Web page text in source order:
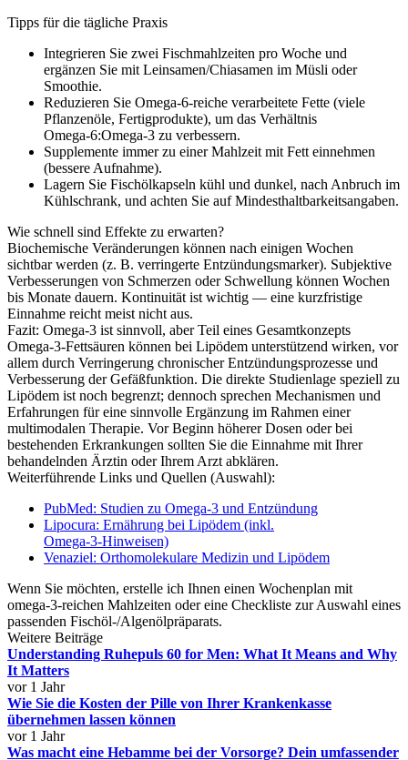
Tipps für die tägliche Praxis
Integrieren Sie zwei Fischmahlzeiten pro Woche und
ergänzen Sie mit Leinsamen/Chiasamen im Müsli oder
Smoothie.
Reduzieren Sie Omega‑6‑reiche verarbeitete Fette (viele
Pflanzenöle, Fertigprodukte), um das Verhältnis
Omega‑6:Omega‑3 zu verbessern.
Supplemente immer zu einer Mahlzeit mit Fett einnehmen
(bessere Aufnahme).
Lagern Sie Fischölkapseln kühl und dunkel, nach Anbruch im
Kühlschrank, und achten Sie auf Mindesthaltbarkeitsangaben.
Wie schnell sind Effekte zu erwarten?
Biochemische Veränderungen können nach einigen Wochen
sichtbar werden (z. B. verringerte Entzündungsmarker). Subjektive
Verbesserungen von Schmerzen oder Schwellung können Wochen
bis Monate dauern. Kontinuität ist wichtig — eine kurzfristige
Einnahme reicht meist nicht aus.
Fazit: Omega‑3 ist sinnvoll, aber Teil eines Gesamtkonzepts
Omega‑3‑Fettsäuren können bei Lipödem unterstützend wirken, vor
allem durch Verringerung chronischer Entzündungsprozesse und
Verbesserung der Gefäßfunktion. Die direkte Studienlage speziell zu
Lipödem ist noch begrenzt; dennoch sprechen Mechanismen und
Erfahrungen für eine sinnvolle Ergänzung im Rahmen einer
multimodalen Therapie. Vor Beginn höherer Dosen oder bei
bestehenden Erkrankungen sollten Sie die Einnahme mit Ihrer
behandelnden Ärztin oder Ihrem Arzt abklären.
Weiterführende Links und Quellen (Auswahl):
PubMed: Studien zu Omega‑3 und Entzündung
Lipocura: Ernährung bei Lipödem (inkl.
Omega‑3‑Hinweisen)
Venaziel: Orthomolekulare Medizin und Lipödem
Wenn Sie möchten, erstelle ich Ihnen einen Wochenplan mit
omega‑3‑reichen Mahlzeiten oder eine Checkliste zur Auswahl eines
passenden Fischöl‑/Algenölpräparats.
Weitere Beiträge
Understanding Ruhepuls 60 for Men: What It Means and Why
It Matters
vor 1 Jahr
Wie Sie die Kosten der Pille von Ihrer Krankenkasse
übernehmen lassen können
vor 1 Jahr
Was macht eine Hebamme bei der Vorsorge? Dein umfassender